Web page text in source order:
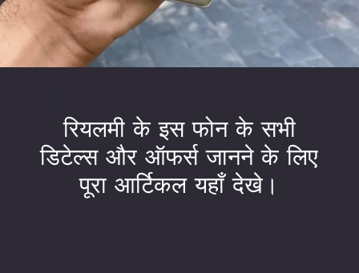
रियलमी के इस फोन के सभी
डिटेल्स और ऑफर्स जानने के लिए
पूरा आर्टिकल यहाँ देखे।